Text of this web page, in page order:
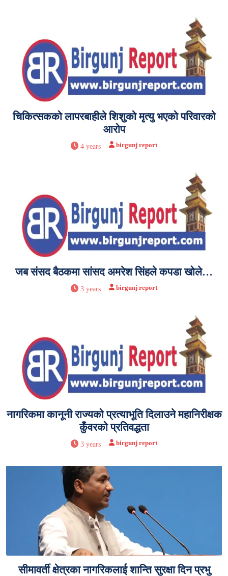
चिकित्सकको लापरबाहीले शिशुको मृत्यु भएको परिवारको
आरोप
4 years birgunj report
जब संसद बैठकमा सांसद अमरेश सिंहले कपडा खोले…
3 years birgunj report
नागरिकमा कानूनी राज्यको प्रत्याभूति दिलाउने महानिरीक्षक
कुँवरको प्रतिवद्धता
3 years birgunj report
सीमावर्ती क्षेत्रका नागरिकलाई शान्ति सुरक्षा दिन प्रभु